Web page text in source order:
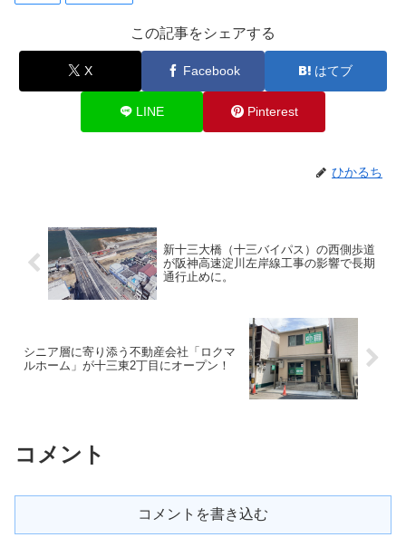
この記事をシェアする
X Facebook はてブ
LINE Pinterest
ひかるち
新十三大橋（十三バイパス）の西側歩道
が阪神高速淀川左岸線工事の影響で長期
通行止めに。
シニア層に寄り添う不動産会社「ロクマ
ルホーム」が十三東2丁目にオープン！
コメント
コメントを書き込む